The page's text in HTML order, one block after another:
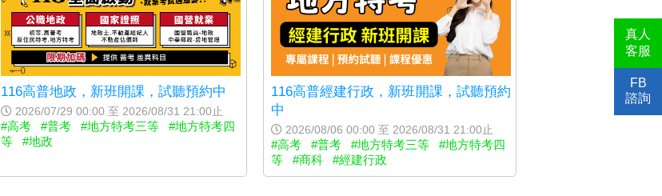
真人
客服
FB
諮詢
116高普地政，新班開課，試聽預約中
2026/07/29 00:00 至 2026/08/31 21:00止
#高考 #普考 #地方特考三等
#地方特考四
等
#地政
116高普經建行政，新班開課，試聽預約
中
2026/08/06 00:00 至 2026/08/31 21:00止
#高考 #普考 #地方特考三等
#地方特考四
等
#商科 #經建行政